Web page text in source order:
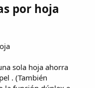
por hoja
sola hoja ahorra
. (También